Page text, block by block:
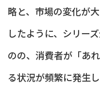
略と、市場の変化が
したように、シリー
のの、消費者が「あ
る状況が頻繁に発生し